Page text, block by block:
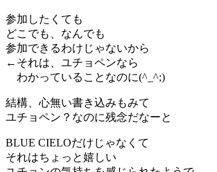
参加したくても
どこでも、なんでも
参加できるわけじゃないから
←それは、ユチョペンなら
わかっていることなのに(^_^;)
結構、心無い書き込みもみて
ユチョペン？なのに残念だなーと
BLUE CIELOだけじゃなくて
それはちょっと嬉しい